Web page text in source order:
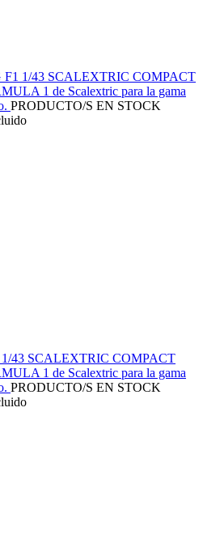
1/43 SCALEXTRIC COMPACT
1 de Scalextric para la gama
PRODUCTO/S EN STOCK
43 SCALEXTRIC COMPACT
1 de Scalextric para la gama
PRODUCTO/S EN STOCK